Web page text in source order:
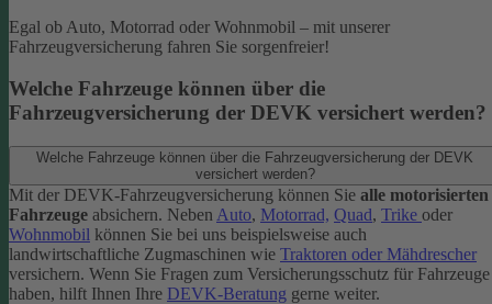
Egal ob Auto, Motorrad oder Wohnmobil – mit unserer
Fahrzeugversicherung fahren Sie sorgenfreier!
Welche Fahrzeuge können über die
Fahrzeugversicherung der DEVK versichert werden?
Welche Fahrzeuge können über die Fahrzeugversicherung der DEVK
versichert werden?
Mit der DEVK-Fahrzeugversicherung können Sie alle motorisierten
Fahrzeuge absichern. Neben Auto, Motorrad, Quad, Trike oder
Wohnmobil können Sie bei uns beispielsweise auch
landwirtschaftliche Zugmaschinen wie Traktoren oder Mähdrescher
versichern. Wenn Sie Fragen zum Versicherungsschutz für Fahrzeuge
haben, hilft Ihnen Ihre DEVK-Beratung gerne weiter.